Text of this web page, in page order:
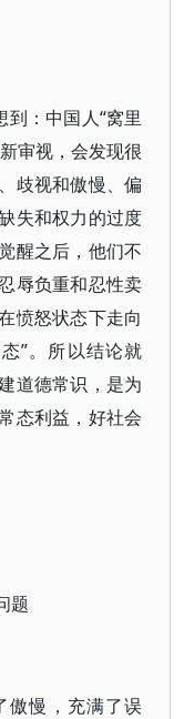
：中国人“窝里
审视，会发现很
歧视和傲慢、偏
失和权力的过度
醒之后，他们不
辱负重和忍性卖
愤怒状态下走向
”。所以结论就
道德常识，是为
态利益，好社会
题
傲慢，充满了误